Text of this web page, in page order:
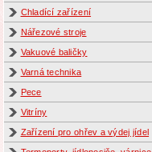
Chladící zařízení
Nářezové stroje
Vakuové baličky
Varná technika
Pece
Vitríny
Zařízení pro ohřev a výdej jídel